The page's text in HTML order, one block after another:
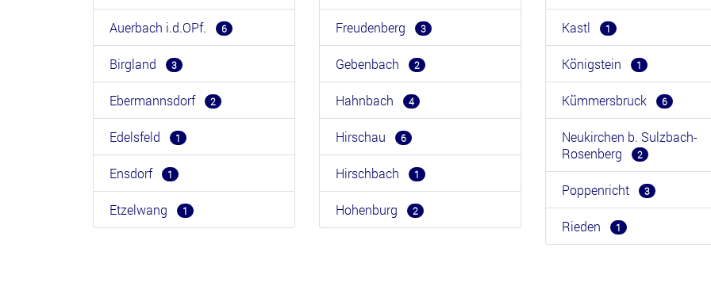
Auerbach i.d.OPf. 6
Birgland 3
Ebermannsdorf 2
Edelsfeld 1
Ensdorf 1
Etzelwang 1
Freudenberg 3
Gebenbach 2
Hahnbach 4
Hirschau 6
Hirschbach 1
Hohenburg 2
Kastl 1
Königstein 1
Kümmersbruck 6
Neukirchen b. Sulzbach-
Rosenberg
2
Poppenricht 3
Rieden 1